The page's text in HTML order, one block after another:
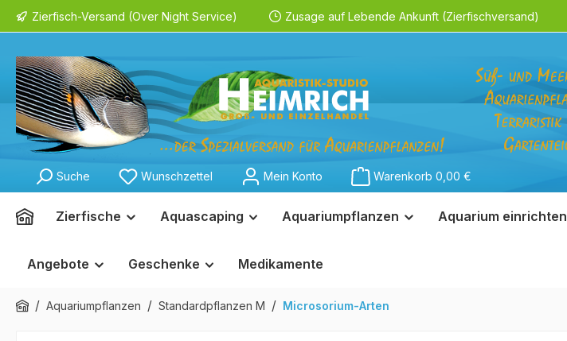
Zur Hauptnavigation springen
Zierfisch-Versand (Over Night Service) Zusage auf Lebende Ankunft (Zierfischversand)
Suche Wunschzettel Mein Konto Warenkorb 0,00 €
Zierfische Aquascaping Aquariumpflanzen Aquarium einrichten
Angebote Geschenke Medikamente
/ Aquariumpflanzen / Standardpflanzen M / Microsorium-Arten